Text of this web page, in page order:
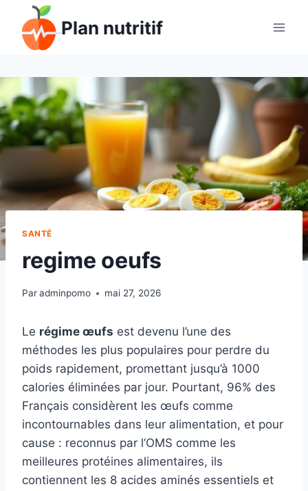
contenu
Plan nutritif
SANTÉ
regime oeufs
Paradminpomo mai 27, 2026
Le régime œufs est devenu l’une des
méthodes les plus populaires pour perdre du
poids rapidement, promettant jusqu’à 1000
calories éliminées par jour. Pourtant, 96% des
Français considèrent les œufs comme
incontournables dans leur alimentation, et pour
cause : reconnus par l’OMS comme les
meilleures protéines alimentaires, ils
contiennent les 8 acides aminés essentiels et